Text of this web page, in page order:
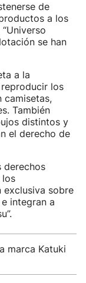
de
a los
se han
a la
los
camisetas,
También
distintos y
el derecho de
derechos
los
sobre
integran a
marca Katuki